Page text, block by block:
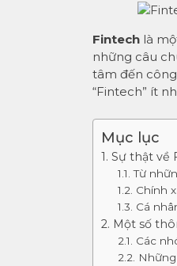
Fintech là
những câu
tâm đến
“Fintech” ít
Mục lục
1. Sự thật về
1.1. Từ
1.2. Chính
1.3. Cá
2. Một số
2.1. Các
2.2.